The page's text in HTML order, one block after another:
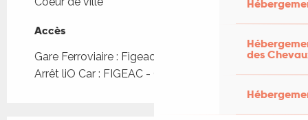
des
Accès
Accès
Gare Ferroviaire : Figeac à 681m
Arrêt liO Car : FIGEAC - Gare SNCF à 609m